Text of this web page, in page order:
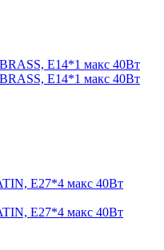
Е14*1 макс 40Вт
Е14*1 макс 40Вт
Е27*4 макс 40Вт
Е27*4 макс 40Вт